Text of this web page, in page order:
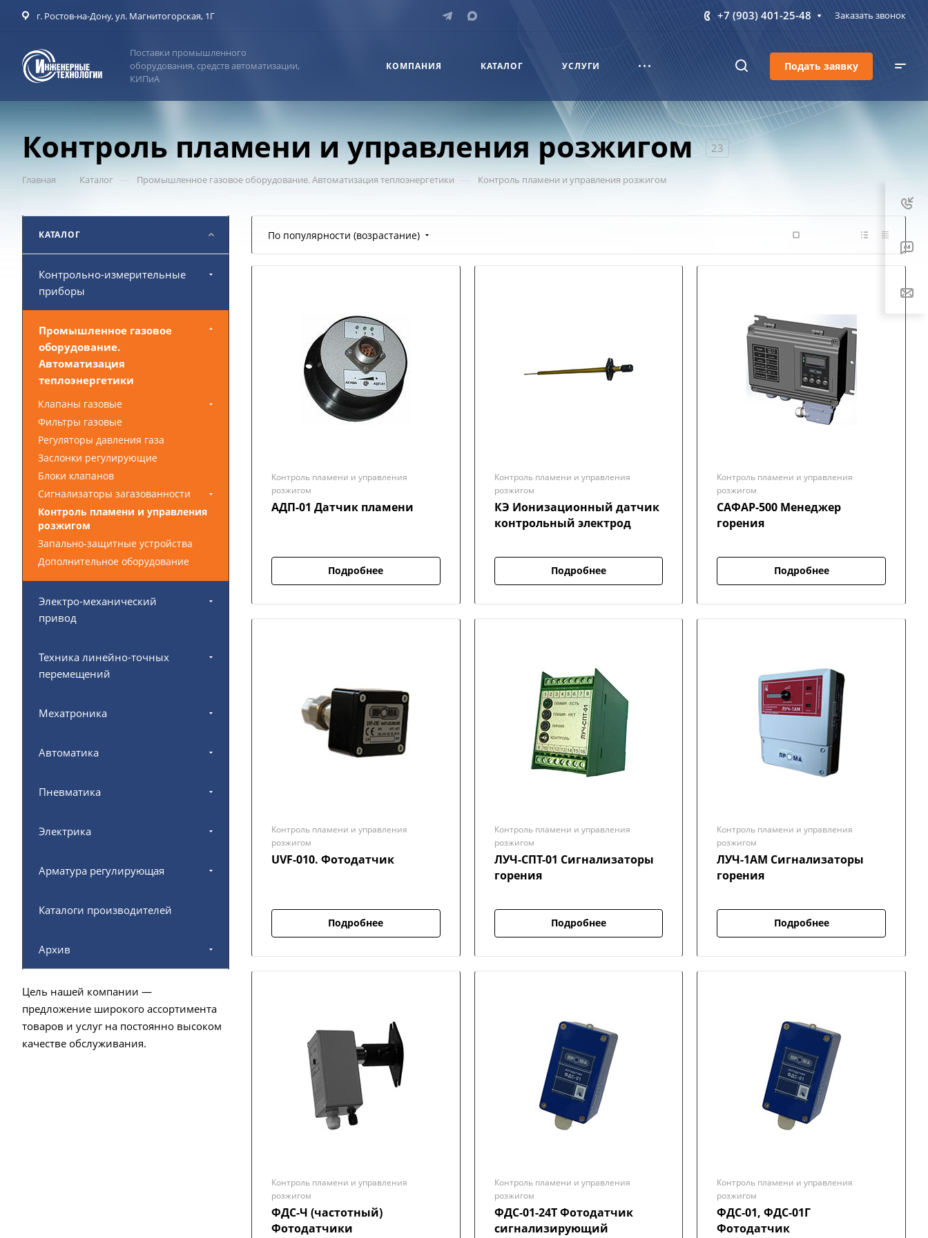
г. Ростов-на-Дону, ул. Магнитогорская, 1Г +7 (903) 401-25-48 Заказать звонок
Поставки промышленного
оборудования, средств автоматизации,
КИПиА
КОМПАНИЯ КАТАЛОГ УСЛУГИ Подать заявку
Контроль пламени и управления розжигом 23
Главная Каталог Промышленное газовое оборудование. Автоматизация теплоэнергетики Контроль пламени и управления розжигом
По популярности (возрастание)
Контроль пламени и управления
розжигом
АДП-01 Датчик пламени
Подробнее
Контроль пламени и управления
розжигом
КЭ Ионизационный датчик
контрольный электрод
Подробнее
Контроль пламени и управления
розжигом
САФАР-500 Менеджер
горения
Подробнее
Контроль пламени и управления
розжигом
UVF-010. Фотодатчик
Подробнее
Контроль пламени и управления
розжигом
ЛУЧ-СПТ-01 Сигнализаторы
горения
Подробнее
Контроль пламени и управления
розжигом
ЛУЧ-1АМ Сигнализаторы
горения
Подробнее
Контроль пламени и управления
розжигом
ФДС-Ч (частотный)
Фотодатчики
Контроль пламени и управления
розжигом
ФДС-01-24Т Фотодатчик
сигнализирующий
Контроль пламени и управления
розжигом
ФДС-01, ФДС-01Г
Фотодатчик
КАТАЛОГ
Контрольно-измерительные
приборы
Промышленное газовое
оборудование.
Автоматизация
теплоэнергетики
Клапаны газовые
Фильтры газовые
Регуляторы давления газа
Заслонки регулирующие
Блоки клапанов
Сигнализаторы загазованности
Контроль пламени и управления
розжигом
Запально-защитные устройства
Дополнительное оборудование
Электро-механический
привод
Техника линейно-точных
перемещений
Мехатроника
Автоматика
Пневматика
Электрика
Арматура регулирующая
Каталоги производителей
Архив
Цель нашей компании —
предложение широкого ассортимента
товаров и услуг на постоянно высоком
качестве обслуживания.